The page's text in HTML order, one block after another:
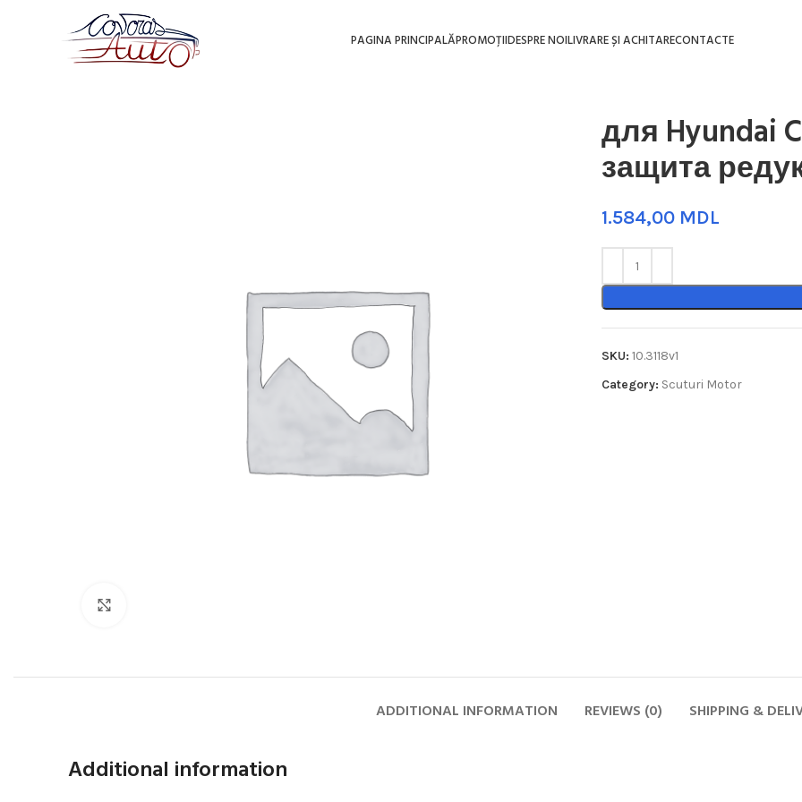
PAGINA PRINCIPALĂPROMOȚIIDESPRE NOILIVRARE ȘI ACHITARECONTACTE
для Hyundai
защита
MDL
SKU: 10.3118v1
Category: Scuturi Motor
ADDITIONAL INFORMATION REVIEWS (0) SHIPPING &
Additional information